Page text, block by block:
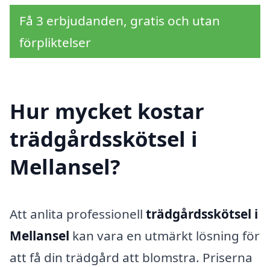
Få 3 erbjudanden, gratis och utan
förpliktelser
Hur mycket kostar
trädgårdsskötsel i
Mellansel?
Att anlita professionell trädgårdsskötsel i
Mellansel kan vara en utmärkt lösning för
att få din trädgård att blomstra. Priserna